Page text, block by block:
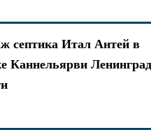
септика Итал Антей в
Каннельярви